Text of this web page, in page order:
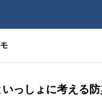
っしょに考える